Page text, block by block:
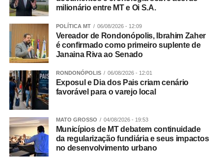
milionário entre MT e Oi S.A.
POLÍTICA MT 06/08/2026 - 12:09
Vereador de Rondonópolis, Ibrahim Zaher
é confirmado como primeiro suplente de
Janaina Riva ao Senado
RONDONÓPOLIS 06/08/2026 - 12:01
Exposul e Dia dos Pais criam cenário
favorável para o varejo local
MATO GROSSO 04/08/2026 - 19:53
Municípios de MT debatem continuidade
da regularização fundiária e seus impactos
no desenvolvimento urbano